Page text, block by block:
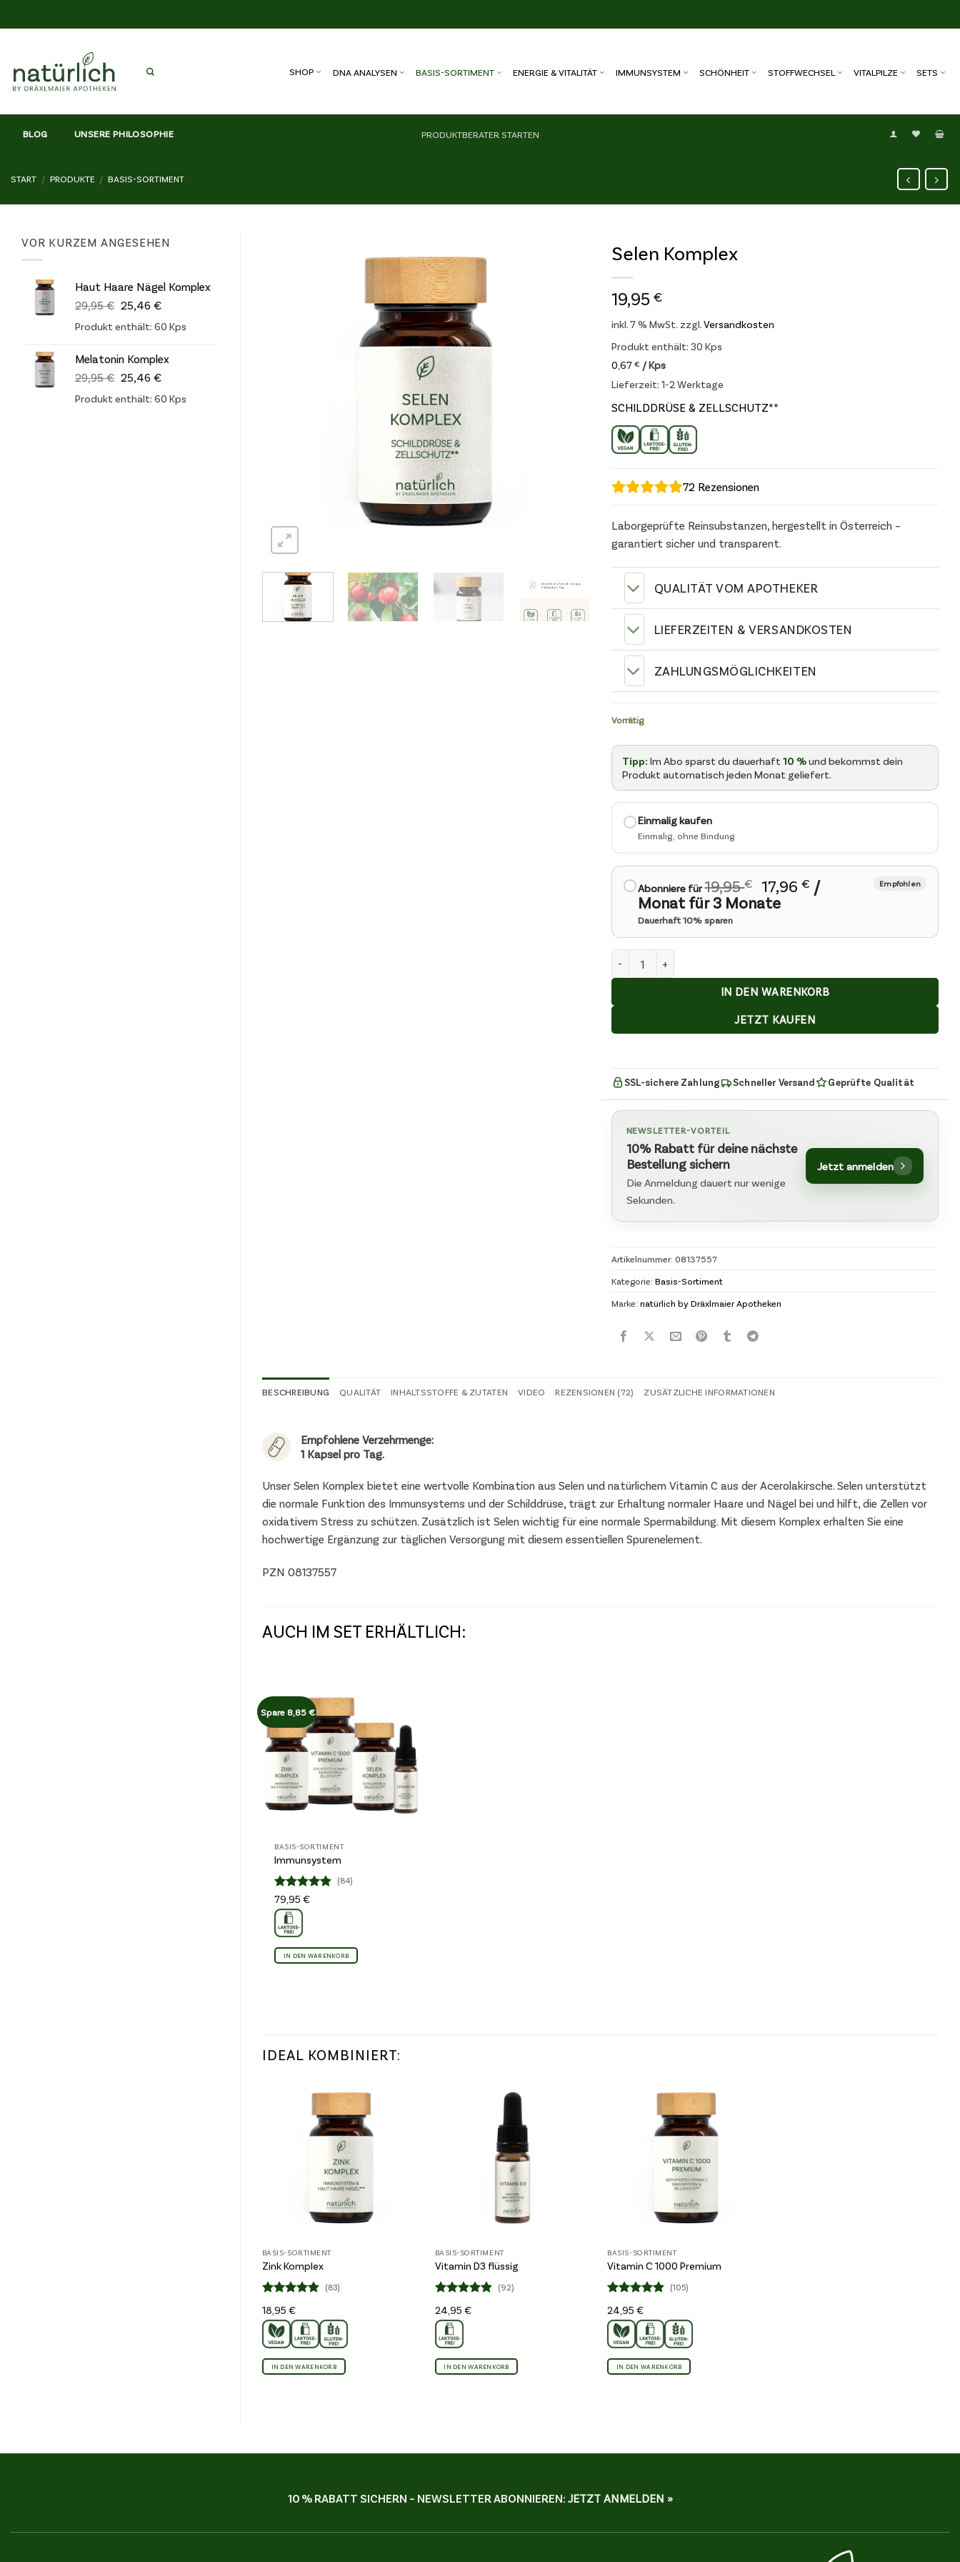
Inhalt
SHOP DNA ANALYSEN BASIS-SORTIMENT ENERGIE & VITALITÄT IMMUNSYSTEM SCHÖNHEIT STOFFWECHSEL VITALPILZE SETS
BLOG UNSERE PHILOSOPHIE PRODUKTBERATER STARTEN
START / PRODUKTE / BASIS-SORTIMENT
VOR KURZEM ANGESEHEN
Haut Haare Nägel Komplex
29,95€ Ursprünglicher
war:
25,46 €Aktueller
ist:
Produkt enthält: 60 Kps
Melatonin Komplex
29,95€ Ursprünglicher
war:
25,46 €Aktueller
ist:
Produkt enthält: 60 Kps
Selen Komplex
19,95 €
inkl. 7 % MwSt. zzgl.Versandkosten
Produkt enthält: 30 Kps
0,67 € /Kps
Lieferzeit: 1-2 Werktage
SCHILDDRÜSE & ZELLSCHUTZ**
72Rezensionen
Laborgeprüfte Reinsubstanzen, hergestellt in Österreich –
garantiert sicher und transparent.
QUALITÄT VOM APOTHEKER
LIEFERZEITEN & VERSANDKOSTEN
ZAHLUNGSMÖGLICHKEITEN
Vorrätig
Tipp: Im Abo sparst du dauerhaft 10 %und bekommst dein
Produkt automatisch jeden Monat geliefert.
WÄHLE
EINE
KAUFART
AUS
Einmalig kaufen
Abonniere für19,95€
Ursprünglicher
Preis
19,95 €
17,96€ Aktueller
Preis
17,96 €.
/
Monat für 3 Monate
IN DEN WARENKORB
JETZT KAUFEN
SSL-sichere Zahlung Schneller Versand Geprüfte Qualität
NEWSLETTER-VORTEIL
10% Rabatt für deine nächste
Bestellung sichern
Die Anmeldung dauert nur wenige
Sekunden.
Jetzt anmelden
Artikelnummer: 08137557
Kategorie: Basis-Sortiment
Marke: natürlich by Dräxlmaier Apotheken
BESCHREIBUNG QUALITÄT INHALTSSTOFFE & ZUTATEN VIDEO REZENSIONEN (72) ZUSÄTZLICHE INFORMATIONEN
Empfohlene Verzehrmenge:
1 Kapsel pro Tag.
Unser Selen Komplex bietet eine wertvolle Kombination aus Selen und natürlichem Vitamin C aus der Acerolakirsche. Selen unterstützt
die normale Funktion des Immunsystems und der Schilddrüse, trägt zur Erhaltung normaler Haare und Nägel bei und hilft, die Zellen vor
oxidativem Stress zu schützen. Zusätzlich ist Selen wichtig für eine normale Spermabildung. Mit diesem Komplex erhalten Sie eine
hochwertige Ergänzung zur täglichen Versorgung mit diesem essentiellen Spurenelement.
PZN 08137557
AUCH IM SET ERHÄLTLICH:
Spare 8,85 €
BASIS-SORTIMENT
Immunsystem
Bewertet
mit4.87
von 5
(84)
79,95€
IN DEN WARENKORB
IDEAL KOMBINIERT:
Wunschliste
BASIS-SORTIMENT
Zink Komplex
mit4.82
von 5
(83)
18,95 €
IN DEN WARENKORB
BASIS-SORTIMENT
Vitamin D3 flüssig
mit4.84
von 5
(92)
24,95 €
IN DEN WARENKORB
Wunschliste
BASIS-SORTIMENT
Vitamin C 1000 Premium
mit4.86
von 5
(105)
24,95€
IN DEN WARENKORB
10 % RABATT SICHERN – NEWSLETTER ABONNIEREN: JETZT ANMELDEN »